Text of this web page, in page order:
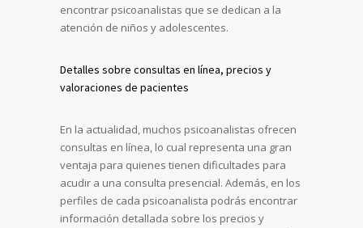
encontrar psicoanalistas que se dedican a la
atención de niños y adolescentes.
Detalles sobre consultas en línea, precios y
valoraciones de pacientes
En la actualidad, muchos psicoanalistas ofrecen
consultas en línea, lo cual representa una gran
ventaja para quienes tienen dificultades para
acudir a una consulta presencial. Además, en los
perfiles de cada psicoanalista podrás encontrar
información detallada sobre los precios y